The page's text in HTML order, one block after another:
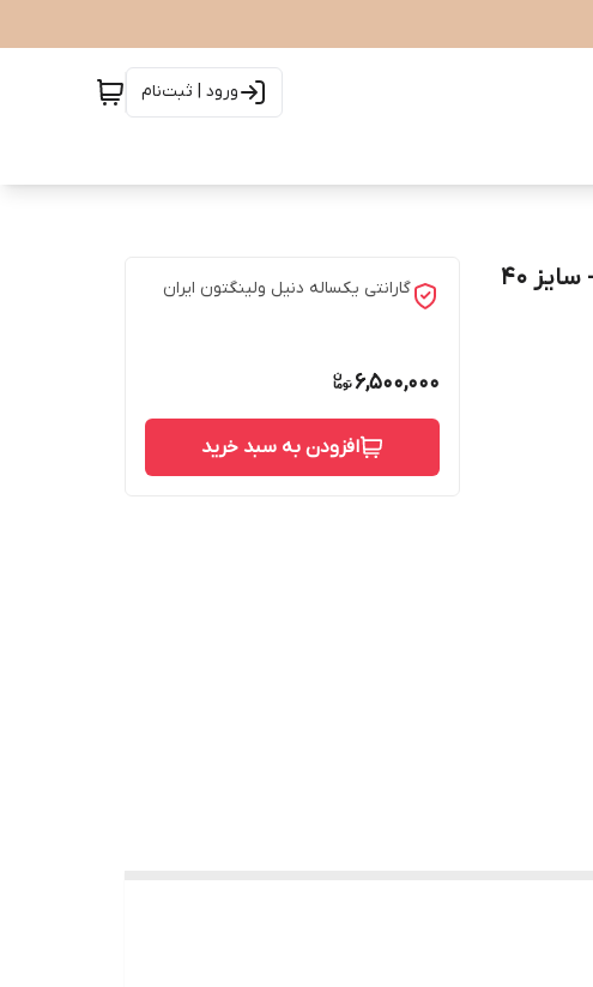
ورود | ثبت‌نام
ساعت دنیل ولینگتون مدل CLASSIC ASHFIELD - سایز 40
گارانتی یکساله دنیل ولینگتون ایران
6,500,000
افزودن به سبد خرید